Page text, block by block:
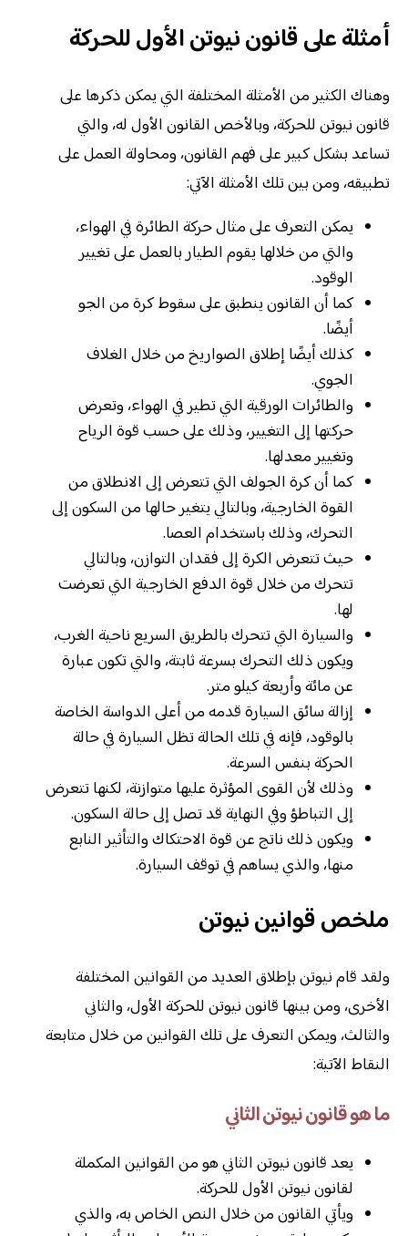
أمثلة على قانون نيوتن الأول للحركة
وهناك الكثير من الأمثلة المختلفة التي يمكن ذكرها على
قانون نيوتن للحركة، وبالأخص القانون الأول له، والتي
تساعد بشكل كبير على فهم القانون، ومحاولة العمل على
تطبيقه، ومن بين تلك الأمثلة الآتي:
يمكن التعرف على مثال حركة الطائرة في الهواء،
والتي من خلالها يقوم الطيار بالعمل على تغيير
الوقود.
كما أن القانون ينطبق على سقوط كرة من الجو
أيضًا.
كذلك أيضًا إطلاق الصواريخ من خلال الغلاف
الجوي.
والطائرات الورقية التي تطير في الهواء، وتعرض
حركتها إلى التغيير، وذلك على حسب قوة الرياح
وتغيير معدلها.
كما أن كرة الجولف التي تتعرض إلى الانطلاق من
القوة الخارجية، وبالتالي يتغير حالها من السكون إلى
التحرك، وذلك باستخدام العصا.
حيث تتعرض الكرة إلى فقدان التوازن، وبالتالي
تتحرك من خلال قوة الدفع الخارجية التي تعرضت
لها.
والسيارة التي تتحرك بالطريق السريع ناحية الغرب،
ويكون ذلك التحرك بسرعة ثابتة، والتي تكون عبارة
عن مائة وأربعة كيلو متر.
إزالة سائق السيارة قدمه من أعلى الدواسة الخاصة
بالوقود، فإنه في تلك الحالة تظل السيارة في حالة
الحركة بنفس السرعة.
وذلك لأن القوى المؤثرة عليها متوازنة، لكنها تتعرض
إلى التباطؤ وفي النهاية قد تصل إلى حالة السكون.
ويكون ذلك ناتج عن قوة الاحتكاك والتأثير النابع
منها، والذي يساهم في توقف السيارة.
ملخص قوانين نيوتن
ولقد قام نيوتن بإطلاق العديد من القوانين المختلفة
الأخرى، ومن بينها قانون نيوتن للحركة الأول، والثاني
والثالث، ويمكن التعرف على تلك القوانين من خلال متابعة
النقاط الآتية:
ما هو قانون نيوتن الثاني
يعد قانون نيوتن الثاني هو من القوانين المكملة
لقانون نيوتن الأول للحركة.
ويأتي القانون من خلال النص الخاص به، والذي